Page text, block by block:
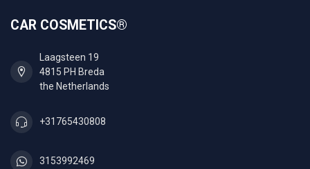
CAR COSMETICS®
Laagsteen 19
4815 PH Breda
the Netherlands
+31765430808
3153992469